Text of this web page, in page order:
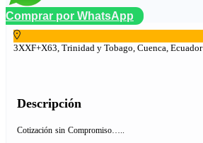
Comprar por WhatsApp
3XXF+X63, Trinidad y Tobago, Cuenca, Ecuador
Descripción
Cotización sin Compromiso…..